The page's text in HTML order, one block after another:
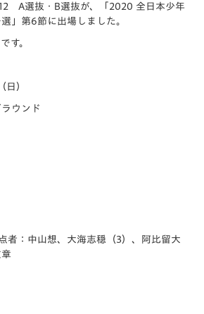
A選抜・B選抜が、「2020 全日本少年
」第6節に出場しました。
す。
日）
ウンド
者：中山想、大海志穏（3）、阿比留大